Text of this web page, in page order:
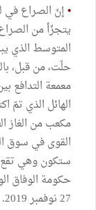
•إنّ الصراع في
يتجزّأ من
المتوسط الذي
حلّت، من قبل،
معمعة التدافع
مكعب من الغاز
القوى في سوق
ستكون وهي تقع
حكومة الوفاق
27 نوفمبر 2019.